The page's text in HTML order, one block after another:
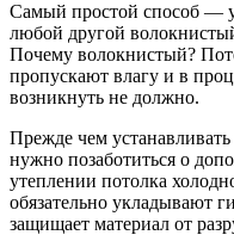
Самый простой способ —
любой другой
Почему волокнистый?
пропускают влагу и в
возникнуть не должно.
Прежде чем
нужно позаботиться о
утеплении потолка
обязательно укладывают
защищает материал от